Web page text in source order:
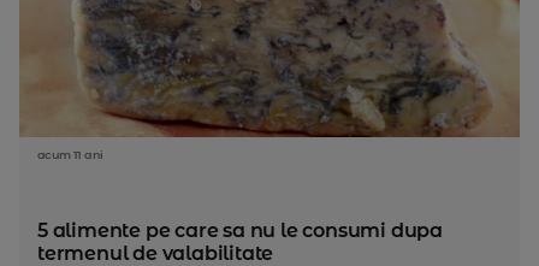
acum 11 ani
5 alimente pe care sa nu le consumi dupa
termenul de valabilitate